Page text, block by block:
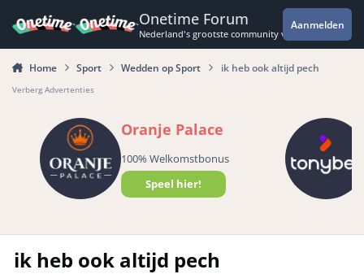
Onetime Forum
Nederland's grootste community voor de
Aanmelden
Home Sport Wedden op Sport ik heb ook altijd pech
Verberg Advertenties
Oranje Palace
100% Welkomstbonus
Speel hier!
ik heb ook altijd pech